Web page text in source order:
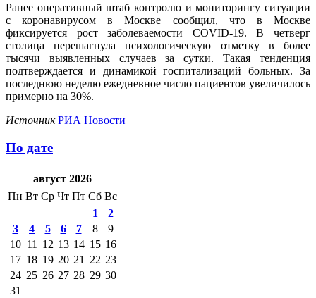
Ранее оперативный штаб контролю и мониторингу ситуации
с коронавирусом в Москве сообщил, что в Москве
фиксируется рост заболеваемости COVID-19. В четверг
столица перешагнула психологическую отметку в более
тысячи выявленных случаев за сутки. Такая тенденция
подтверждается и динамикой госпитализаций больных. За
последнюю неделю ежедневное число пациентов увеличилось
примерно на 30%.
ИсточникРИА Новости
По дате
август 2026
Пн Вт Ср Чт Пт Сб Вс
1
2
3
4 5 6 7 8
9
10 11 12 13 14 15 16
17 18 19 20 21 22 23
24 25 26 27 28 29 30
31